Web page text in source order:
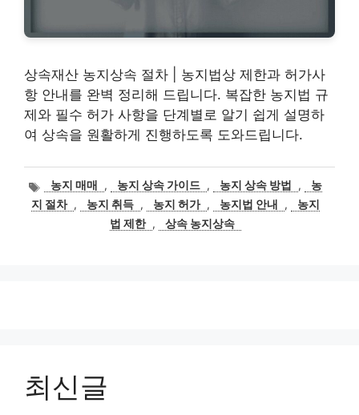
상속재산 농지상속 절차 | 농지법상 제한과 허가사
항 안내를 완벽 정리해 드립니다. 복잡한 농지법 규
제와 필수 허가 사항을 단계별로 알기 쉽게 설명하
여 상속을 원활하게 진행하도록 도와드립니다.
태
그
농지 매매 , 농지 상속 가이드 , 농지 상속 방법 ,
농
지 절차 , 농지 취득 , 농지 허가 , 농지법 안내 ,
농지
법 제한 , 상속 농지상속
최신글